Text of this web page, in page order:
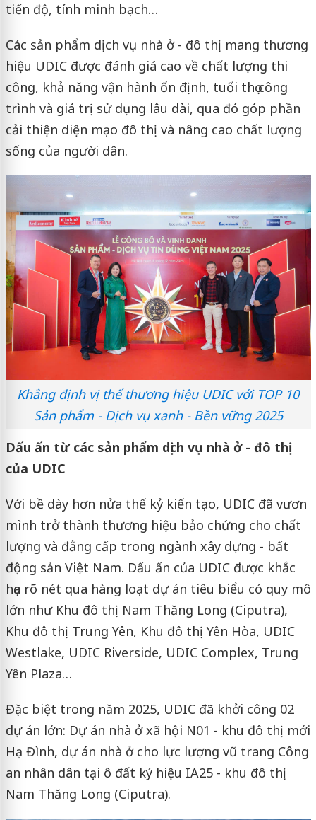
tiến độ, tính minh bạch…
Các sản phẩm dịch vụ nhà ở - đô thị mang thương
hiệu UDIC được đánh giá cao về chất lượng thi
công, khả năng vận hành ổn định, tuổi thọ công
trình và giá trị sử dụng lâu dài, qua đó góp phần
cải thiện diện mạo đô thị và nâng cao chất lượng
sống của người dân.
Khẳng định vị thế thương hiệu UDIC với TOP 10
Sản phẩm - Dịch vụ xanh - Bền vững 2025
Dấu ấn từ các sản phẩm dịch vụ nhà ở - đô thị
của UDIC
Với bề dày hơn nửa thế kỷ kiến tạo, UDIC đã vươn
mình trở thành thương hiệu bảo chứng cho chất
lượng và đẳng cấp trong ngành xây dựng - bất
động sản Việt Nam. Dấu ấn của UDIC được khắc
họa rõ nét qua hàng loạt dự án tiêu biểu có quy mô
lớn như Khu đô thị Nam Thăng Long (Ciputra),
Khu đô thị Trung Yên, Khu đô thị Yên Hòa, UDIC
Westlake, UDIC Riverside, UDIC Complex, Trung
Yên Plaza…
Đặc biệt trong năm 2025, UDIC đã khởi công 02
dự án lớn: Dự án nhà ở xã hội N01 - khu đô thị mới
Hạ Đình, dự án nhà ở cho lực lượng vũ trang Công
an nhân dân tại ô đất ký hiệu IA25 - khu đô thị
Nam Thăng Long (Ciputra).